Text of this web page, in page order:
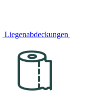
Liegenabdeckungen